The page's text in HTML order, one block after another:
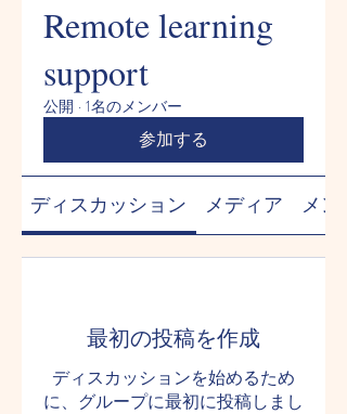
Remote learning
support
公開 · 1名のメンバー
参加する
ディスカッション メディア メン
最初の投稿を作成
ディスカッションを始めるため
に、グループに最初に投稿しまし